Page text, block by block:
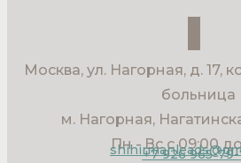
Москва, ул. Нагорная, д. 17,
больница
м. Нагорная,
Пн - Вс с 09:00
+7 926 965-